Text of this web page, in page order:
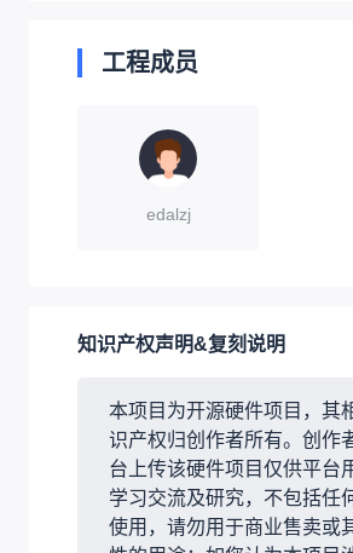
工程成员
edalzj
知识产权声明&复刻说明
本项目为开源硬件项目，其
识产权归创作者所有。创作
台上传该硬件项目仅供平台
学习交流及研究，不包括任
使用，请勿用于商业售卖或